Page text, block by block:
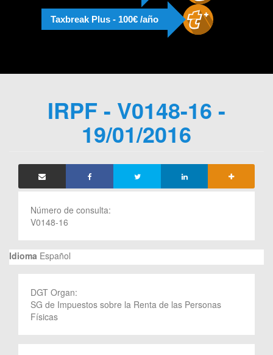
Taxbreak Plus - 100€ /año
IRPF - V0148-16 -
19/01/2016
Número de consulta:
V0148-16
Idioma Español
DGT Organ:
SG de Impuestos sobre la Renta de las Personas
Físicas